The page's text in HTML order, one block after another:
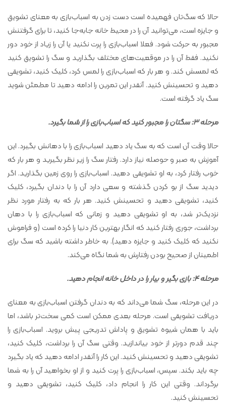
حالا که سگ‌تان فهمیده است دست زدن به اسباب‌بازی به معنای تشویق
و جایزه است، می‌توانید آن را در محیط خانه جابه‌جا کنید، تا برای گرفتنش
مجبور به حرکت شود. فعلا اسباب‌بازی را پرت نکنید یا آن را زیاد از خود دور
نکنید. فقط آن را در موقعیت‌های مختلف بگذارید و سگ را تشویق کنید
که لمسش کند. و هر بار که اسباب‌بازی را لمس کرد، کلیک کنید، تشویقی
دهید و تحسینش کنید. آنقدر این تمرین را ادامه دهید تا مطمئن شوید
سگ یاد گرفته است.
مرحله 3: سگتان را مجبور کنید که اسباب‌بازی را از شما بگیرد.
حالا وقت آن است که به سگ یاد دهید اسباب‌بازی را با دهانش بگیرد. این
آموزش به صبر و حوصله نیاز دارد. رفتار سگ را زیر نظر بگیرید و هر بار که
خوب رفتار کرد، به او تشویقی دهید. اسباب‌بازی را روی زمین بگذارید. اگر
دیدید سگ از بو کردن گذشته و سعی دارد آن را با دندان بگیرد، کلیک
کنید، تشویقی دهید و تحسینش کنید. هر بار که به رفتار مورد نظر
نزدیک‌تر شد، به او تشویقی دهید و زمانی که اسباب‌بازی را با دهان
برداشت، جوری رفتار کنید که انگار بهترین کار دنیا را کرده است (و فراموش
نکنید که کلیک کنید و جایزه دهید). به خاطر داشته باشید که سگ برای
اطمینان از صحیح بودن رفتارش به شما نگاه می‌کند.
مرحله 4: بازی بگیر و بیار را در داخل خانه انجام دهید.
در این مرحله، سگ شما می‌داند که به دندان گرفتن اسباب‌بازی به معنای
دریافت تشویقی است. مرحله بعدی ممکن است کمی سخت‌تر باشد، اما
باید با همان شیوه تشویق و پاداش تدریجی پیش بروید. اسباب‌بازی را
چند قدم دورتر از خود بیاندازید. وقتی سگ آن را برداشت، کلیک کنید،
تشویقی دهید و تحسینش کنید. این کار را آنقدر ادامه دهید که یاد بگیرد
چه باید بکند. سپس، اسباب‌بازی را پرت کنید و از او بخواهید آن را به شما
برگرداند. وقتی این کار را انجام داد، کلیک کنید، تشویقی دهید و
تحسینش کنید.